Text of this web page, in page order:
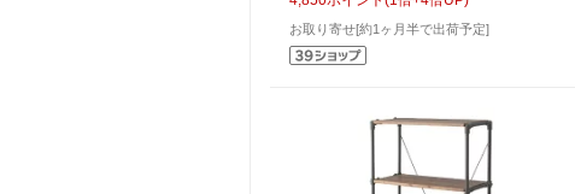
お取り寄せ[約1ヶ月半で出荷予定]